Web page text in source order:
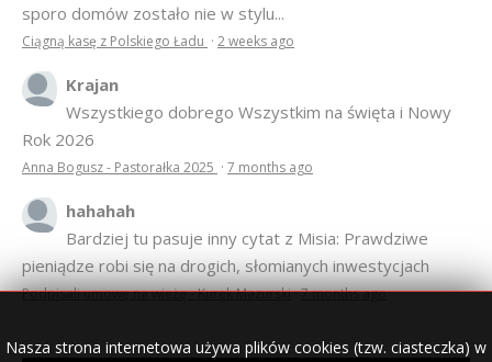
sporo domów zostało nie w stylu...
Ciągną kasę z Polskiego Ładu · 2 weeks ago
Krajan
Wszystkiego dobrego Wszystkim na święta i Nowy
Rok 2026
Anna Bogusz - Pastorałka 2025 · 7 months ago
hahahah
Bardziej tu pasuje inny cytat z Misia: Prawdziwe
pieniądze robi się na drogich, słomianych inwestycjach
Podpisali umowę na wieżę - Kurek Mazurski·7 months ago
Nasza strona internetowa używa plików cookies (tzw. ciasteczka) w